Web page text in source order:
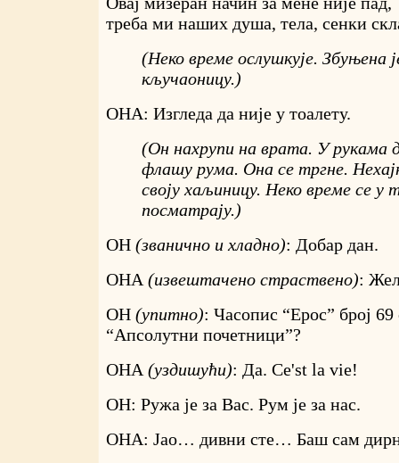
треба ми наших душа, тела, сенки
(Неко време ослушкује. Збуњена
кључаоницу.)
ОНА: Изгледа да није у тоалету.
(Он нахрупи на врата. У
флашу рума. Она се тргне.
своју хаљиницу. Неко време се у
посматрају.)
ОН (званично и хладно): Добар дан.
ОНА (извештачено страствено):
ОН (упитно): Часопис “Ерос” број
“Апсолутни почетници”?
ОНА (уздишући): Да. Ce'st la vie!
ОН: Ружа је за Вас. Рум је за нас.
ОНА: Јао… дивни сте… Баш сам